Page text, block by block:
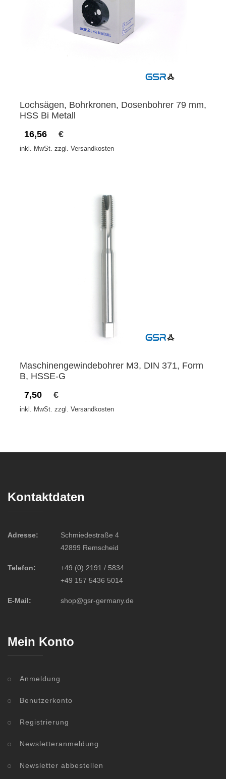
Lochsägen, Bohrkronen, Dosenbohrer 79 mm,
HSS Bi Metall
16,56
€
inkl. MwSt. zzgl. Versandkosten
Maschinengewindebohrer M3, DIN 371, Form
B, HSSE-G
7,50
€
inkl. MwSt. zzgl. Versandkosten
Kontaktdaten
Adresse:
Schmiedestraße 4
42899 Remscheid
Telefon:
+49 (0) 2191 / 5834
+49 157 5436 5014
E-Mail: shop@gsr-germany.de
Mein Konto
Anmeldung
Benutzerkonto
Registrierung
Newsletteranmeldung
Newsletter abbestellen